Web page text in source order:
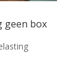
geen box